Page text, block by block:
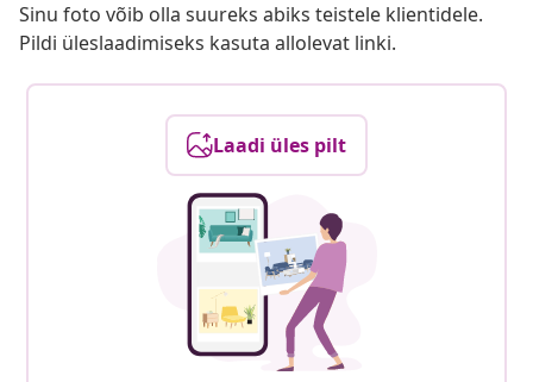
Sinu foto võib olla suureks abiks teistele klientidele.
Pildi üleslaadimiseks kasuta allolevat linki.
Laadi üles pilt